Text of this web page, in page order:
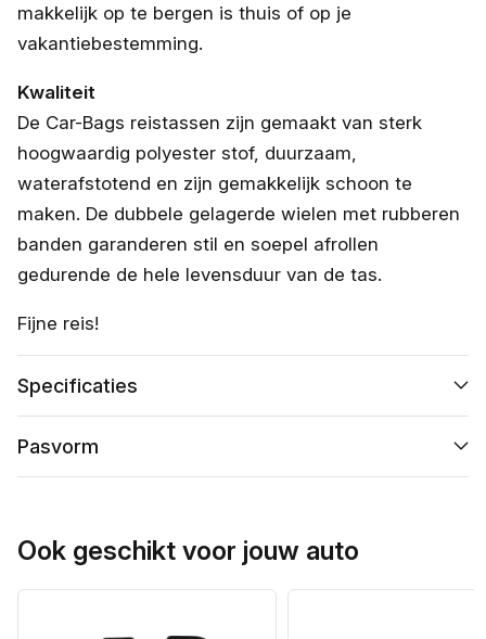
makkelijk op te bergen is thuis of op je
vakantiebestemming.
Kwaliteit
De Car-Bags reistassen zijn gemaakt van sterk
hoogwaardig polyester stof, duurzaam,
waterafstotend en zijn gemakkelijk schoon te
maken. De dubbele gelagerde wielen met rubberen
banden garanderen stil en soepel afrollen
gedurende de hele levensduur van de tas.
Fijne reis!
Specificaties
Pasvorm
Ook geschikt voor jouw auto